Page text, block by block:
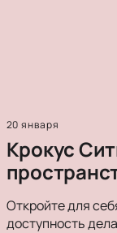
20 января
Крокус
Откройте для
доступность